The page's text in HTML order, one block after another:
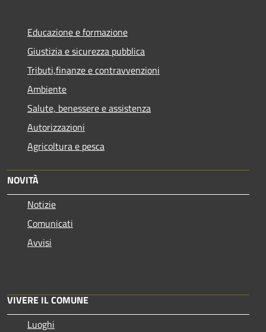
Educazione e formazione
Giustizia e sicurezza pubblica
Tributi,finanze e contravvenzioni
Ambiente
Salute, benessere e assistenza
Autorizzazioni
Agricoltura e pesca
NOVITÀ
Notizie
Comunicati
Avvisi
VIVERE IL COMUNE
Luoghi